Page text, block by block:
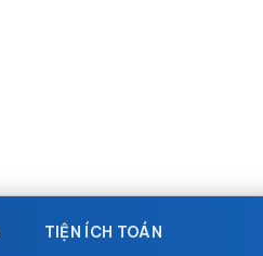
TIỆN ÍCH TOÁN